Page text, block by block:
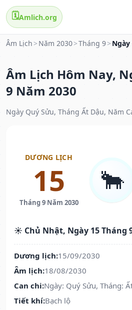
🗓️Amlich.org
Âm Lịch > Năm 2030>Tháng 9> Ngày
Âm Lịch Hôm Nay,
9 Năm 2030
Ngày Quý Sửu, Tháng Ất Dậu, Năm
DƯƠNG LỊCH
15
Tháng 9 Năm 2030
🐂
☀️ Chủ Nhật, Ngày 15 Tháng
Dương lịch:15/09/2030
Âm lịch:18/08/2030
Can chi:Ngày: Quý Sửu, Tháng:
Tiết khí:Bạch lộ